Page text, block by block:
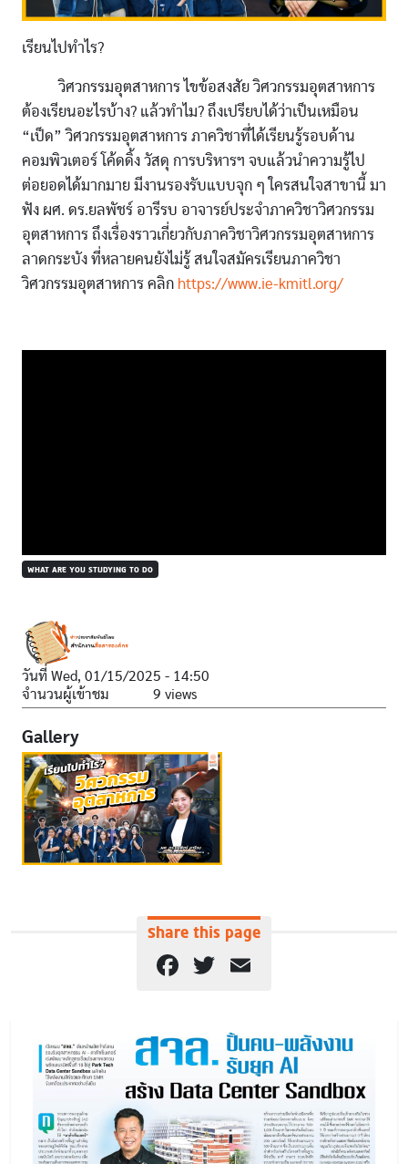
เรียนไปทำไร?
วิศวกรรมอุตสาหการ ไขข้อสงสัย วิศวกรรมอุตสาหการ
ต้องเรียนอะไรบ้าง? แล้วทำไม? ถึงเปรียบได้ว่าเป็นเหมือน
“เป็ด” วิศวกรรมอุตสาหการ ภาควิชาที่ได้เรียนรู้รอบด้าน
คอมพิวเตอร์ โค้ดดิ้ง วัสดุ การบริหารฯ จบแล้วนำความรู้ไป
ต่อยอดได้มากมาย มีงานรองรับแบบจุก ๆ ใครสนใจสาขานี้ มา
ฟัง ผศ. ดร.ยลพัชร์ อารีรบ อาจารย์ประจำภาควิชาวิศวกรรม
อุตสาหการ ถึงเรื่องราวเกี่ยวกับภาควิชาวิศวกรรมอุตสาหการ
ลาดกระบัง ที่หลายคนยังไม่รู้ สนใจสมัครเรียนภาควิชา
วิศวกรรมอุตสาหการ คลิก https://www.ie-kmitl.org/
WHAT ARE YOU STUDYING TO DO
วันที่ Wed, 01/15/2025 - 14:50
จำนวนผู้เข้าชม
9 views
Gallery
Share this page
Facebook
Twitter